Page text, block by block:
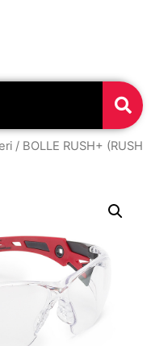
/ BOLLE RUSH+ (RUSH